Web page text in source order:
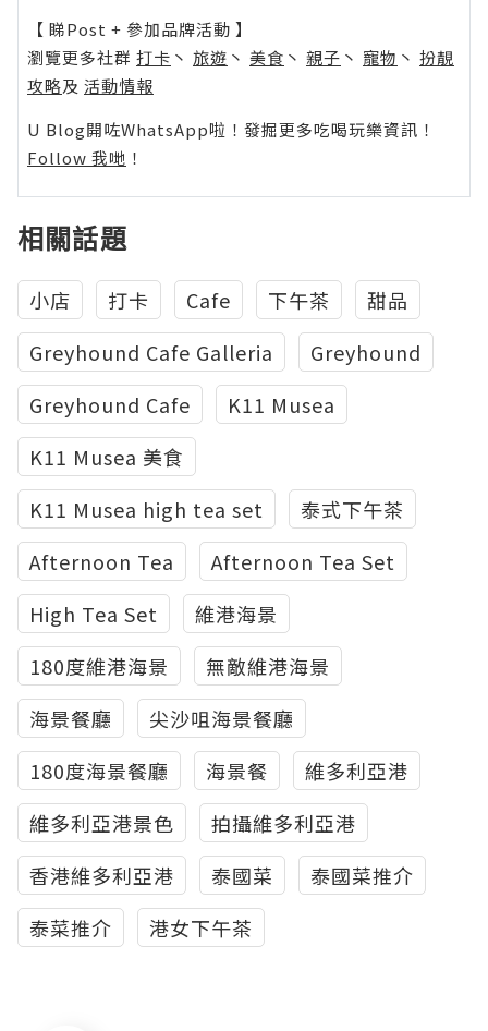
【 睇Post + 參加品牌活動 】
瀏覽更多社群 打卡 丶 旅遊 丶 美食 丶 親子 丶 寵物 丶 扮靚
攻略及 活動情報
U Blog開咗WhatsApp啦！發掘更多吃喝玩樂資訊！
Follow 我哋 ！
相關話題
小店 打卡 Cafe 下午茶
甜品
Greyhound Cafe Galleria
Greyhound
Greyhound Cafe
K11 Musea
K11 Musea 美食
K11 Musea high tea set
泰式下午茶
Afternoon Tea
Afternoon Tea Set
High Tea Set
維港海景
180度維港海景
無敵維港海景
海景餐廳
尖沙咀海景餐廳
180度海景餐廳
海景餐
維多利亞港
維多利亞港景色
拍攝維多利亞港
香港維多利亞港
泰國菜
泰國菜推介
泰菜推介
港女下午茶